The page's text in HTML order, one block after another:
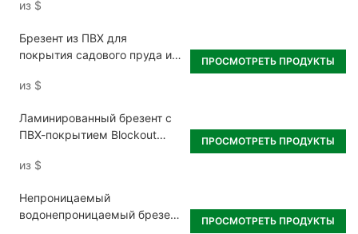
из $
Брезент из ПВХ для
покрытия садового пруда и
из $
ПРОСМОТРЕТЬ ПРОДУКТЫ
Ламинированный брезент с
ПВХ-покрытием Blockout
из $
ПРОСМОТРЕТЬ ПРОДУКТЫ
Непроницаемый
водонепроницаемый брезент
ПРОСМОТРЕТЬ ПРОДУКТЫ